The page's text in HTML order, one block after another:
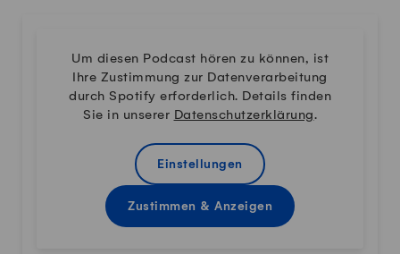
Um diesen Podcast hören zu können, ist
Ihre Zustimmung zur Datenverarbeitung
durch Spotify erforderlich. Details finden
Sie in unserer Datenschutzerklärung.
Einstellungen
Zustimmen & Anzeigen